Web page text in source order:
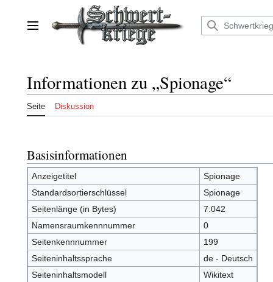
springenHauptmenü
Informationen zu „Spionage“
Seite Diskussion
Basisinformationen
Anzeigetitel
Spionage
Standardsortierschlüssel
Spionage
Seitenlänge (in Bytes)
7.042
Namensraumkennnummer
0
Seitenkennnummer
199
Seiteninhaltssprache
de - Deutsch
Seiteninhaltsmodell
Wikitext